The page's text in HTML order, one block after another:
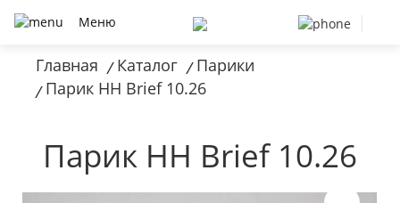
Меню
Главная / Каталог / Парики
/ Парик HH Brief 10.26
Парик HH Brief 10.26